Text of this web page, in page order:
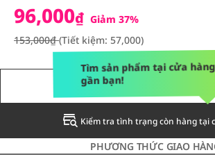
96,000₫ Giảm 37%
153,000₫(Tiết kiệm: 57,000)
THÔNG BÁO CHO TÔI
Kiểm tra tình trạng còn hàng tại
Tìm sản phẩm tại cửa hàng
gần bạn!
PHƯƠNG THỨC GIAO